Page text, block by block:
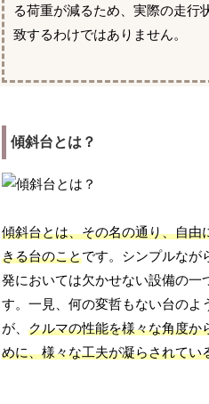
る荷重が減るため、実際の走行
致するわけではありません。
傾斜台とは？
傾斜台とは、その名の通り、自由
きる台のことです。シンプルなが
発においては欠かせない設備の一
す。一見、何の変哲もない台のよ
が、クルマの性能を様々な角度か
めに、様々な工夫が凝らされてい